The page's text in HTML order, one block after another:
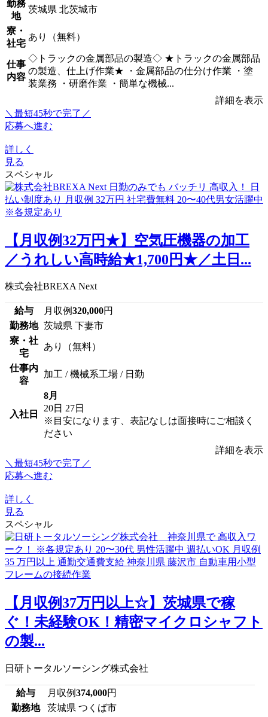
勤務
地
茨城県 北茨城市
寮・
社宅
あり（無料）
仕事
内容
◇トラックの金属部品の製造◇ ★トラックの金属部品
の製造、仕上げ作業★ ・金属部品の仕分け作業 ・塗
装業務 ・研磨作業 ・簡単な機械...
詳細を表示
＼最短45秒で完了／
応募へ進む
詳しく
見る
スペシャル
【月収例32万円★】空気圧機器の加工
／うれしい高時給★1,700円★／土日...
株式会社BREXA Next
給与 月収例320,000円
勤務地 茨城県 下妻市
寮・社
宅
あり（無料）
仕事内
容
加工 / 機械系工場 / 日勤
入社日
8月
20日 27日
※目安になります、表記なしは面接時にご相談く
ださい
詳細を表示
＼最短45秒で完了／
応募へ進む
詳しく
見る
スペシャル
【月収例37万円以上☆】茨城県で稼
ぐ！未経験OK！精密マイクロシャフト
の製...
日研トータルソーシング株式会社
給与 月収例374,000円
勤務地
茨城県 つくば市